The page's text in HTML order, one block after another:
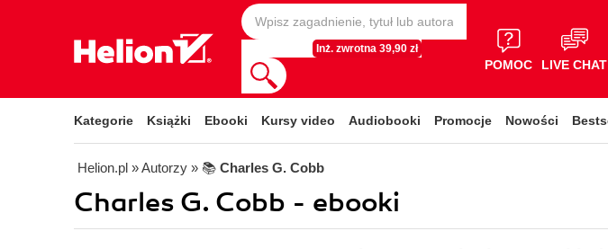
Inż. zwrotna 39,90 zł
POMOC LIVE CHAT
Kategorie Książki Ebooki Kursy video Audiobooki Promocje Nowości
Helion.pl » Autorzy » 📚 Charles G. Cobb
Charles G. Cobb - ebooki